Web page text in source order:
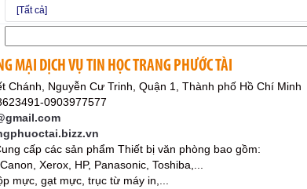
MẠI DỊCH VỤ TIN HỌC TRANG PHƯỚC TÀI
Chánh, Nguyễn Cư Trinh, Quận 1, Thành phố Hồ Chí Minh
0903977577
cấp các sản phẩm Thiết bị văn phòng bao gồm:
Xerox, HP, Panasonic, Toshiba,...
mực, gạt mực, trục từ máy in,...